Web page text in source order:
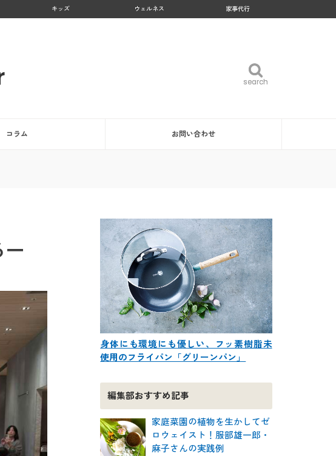
キッズ ウェルネス 家事代行
search
search
コラム お問い合わせ
一
身体にも環境にも優しい、フッ素樹脂未
使用のフライパン「グリーンパン」
編集部おすすめ記事
家庭菜園の植物を生かしてゼ
ロウェイスト！服部雄一郎・
麻子さんの実践例